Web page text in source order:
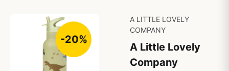
-20%
A LITTLE LOVELY
COMPANY
A Little Lovely
Company